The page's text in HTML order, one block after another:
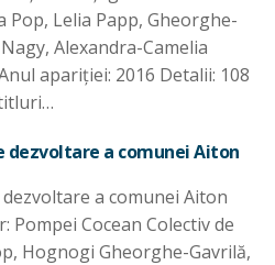
Lelia Papp, Gheorghe-
Alexandra-Camelia
apariţiei: 2016 Detalii: 108
dezvoltare a comunei Aiton
a comunei Aiton
Pompei Cocean Colectiv de
Hognogi Gheorghe-Gavrilă,